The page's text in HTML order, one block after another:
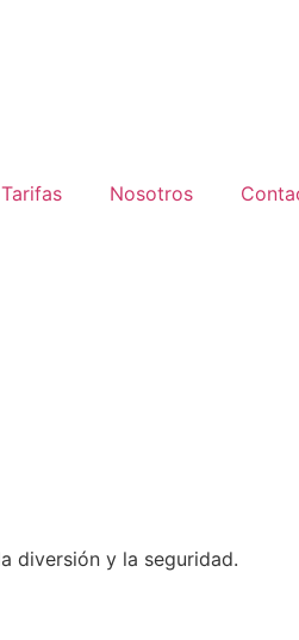
Tarifas Nosotros
diversión y la seguridad.